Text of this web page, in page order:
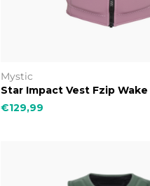
Mystic
Star Impact Vest Fzip
€129,99